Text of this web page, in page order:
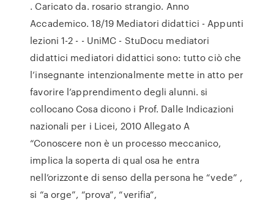
. Caricato da. rosario strangio. Anno
Accademico. 18/19 Mediatori didattici - Appunti
lezioni 1-2 - - UniMC - StuDocu mediatori
didattici mediatori didattici sono: tutto ciò che
l’insegnante intenzionalmente mette in atto per
favorire l’apprendimento degli alunni. si
collocano Cosa dicono i Prof. Dalle Indicazioni
nazionali per i Licei, 2010 Allegato A
“Conoscere non è un processo meccanico,
implica la soperta di qual osa he entra
nell’orizzonte di senso della persona he “vede” ,
si “a orge”, “prova”, “verifia”,